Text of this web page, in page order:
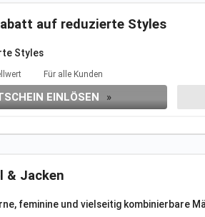
auf reduzierte Styles
Styles
Für alle Kunden
EINLÖSEN »
& Jacken
feminine und vielseitig kombinierbare